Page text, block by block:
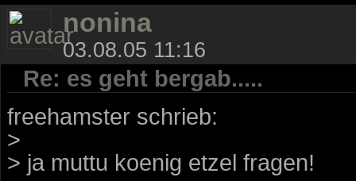
nonina
03.08.05 11:16
Re: es geht bergab.....
freehamster schrieb:
>
> ja muttu koenig etzel fragen!